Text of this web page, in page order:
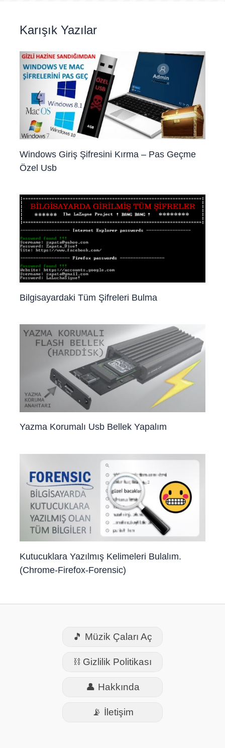
Karışık Yazılar
Windows Giriş Şifresini Kırma – Pas Geçme
Özel Usb
Bilgisayardaki Tüm Şifreleri Bulma
Yazma Korumalı Usb Bellek Yapalım
Kutucuklara Yazılmış Kelimeleri Bulalım.
(Chrome-Firefox-Forensic)
🎵 Müzik Çaları Aç
⛓️ Gizlilik Politikası
👤 Hakkında
📡 İletişim